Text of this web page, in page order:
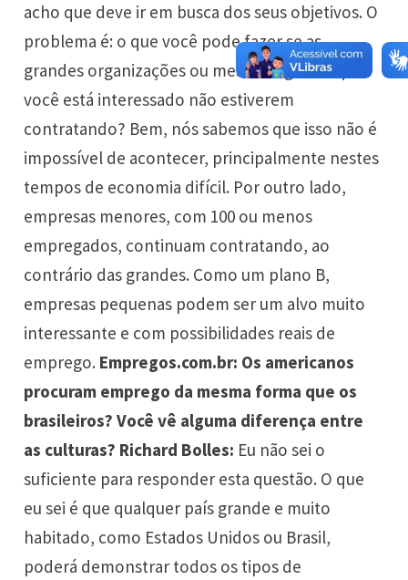
acho que deve ir em busca dos seus objetivos. O
problema é: o que você pode fazer se as
grandes organizações ou mesmo algumas que
você está interessado não estiverem
contratando? Bem, nós sabemos que isso não é
impossível de acontecer, principalmente nestes
tempos de economia difícil. Por outro lado,
empresas menores, com 100 ou menos
empregados, continuam contratando, ao
contrário das grandes. Como um plano B,
empresas pequenas podem ser um alvo muito
interessante e com possibilidades reais de
emprego. Empregos.com.br: Os americanos
procuram emprego da mesma forma que os
brasileiros? Você vê alguma diferença entre
as culturas? Richard Bolles: Eu não sei o
suficiente para responder esta questão. O que
eu sei é que qualquer país grande e muito
habitado, como Estados Unidos ou Brasil,
poderá demonstrar todos os tipos de